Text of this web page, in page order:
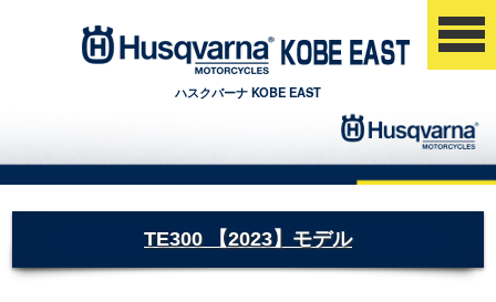
ハスクバーナ KOBE EAST
TE300 【2023】モデル